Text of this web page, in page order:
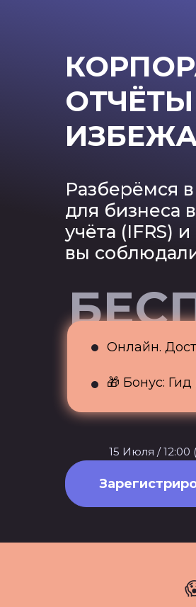
15 Июля / 12:00
Разберёмся
для бизнеса
учёта (IFRS)
вы
Онлайн.
🎁 Бонус: